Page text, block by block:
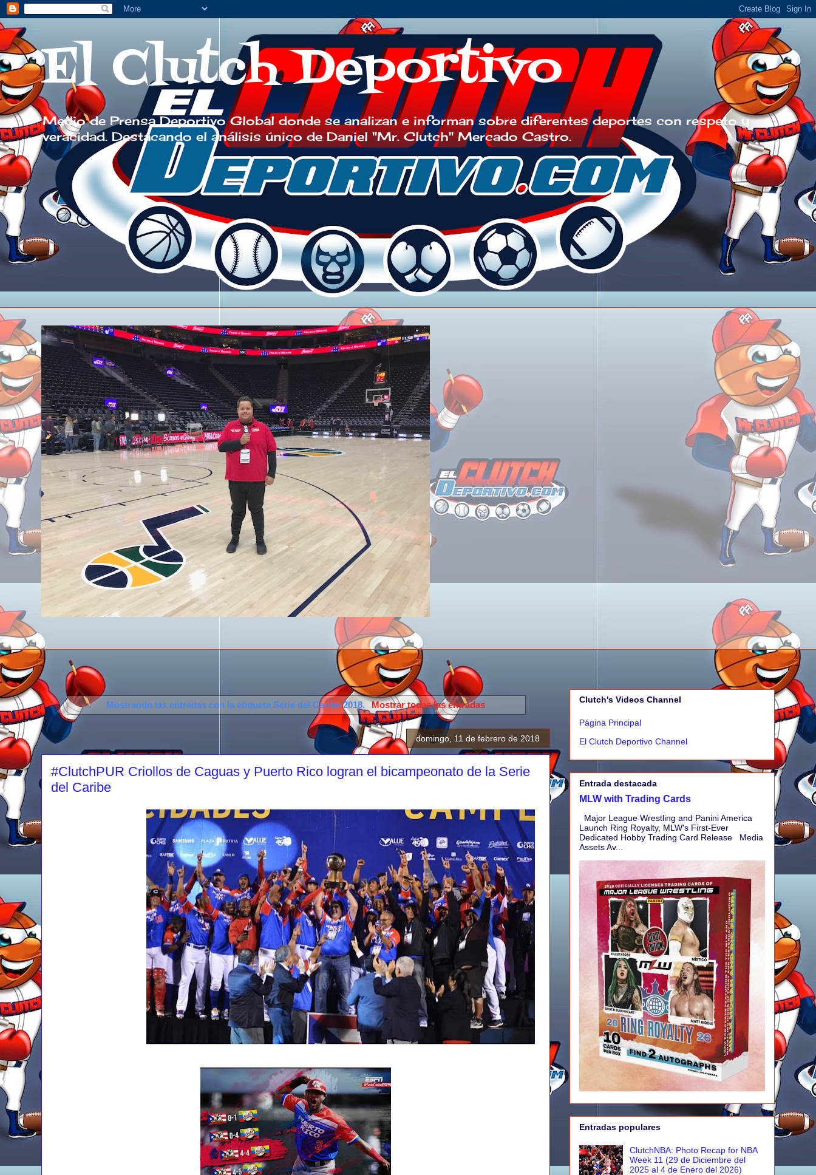
El Clutch Deportivo
Medio de Prensa Deportivo Global donde se analizan e informan sobre diferentes deportes con respeto y
veracidad. Destacando el análisis único de Daniel "Mr. Clutch" Mercado Castro.
Mostrando las entradas con la etiquetaSerie del Caribe 2018. Mostrar todas las entradas
domingo, 11 de febrero de 2018
#ClutchPUR Criollos de Caguas y Puerto Rico logran el bicampeonato de la Serie
del Caribe
Clutch's Videos Channel
Página Principal
El Clutch Deportivo Channel
Entrada destacada
MLW with Trading Cards
Major League Wrestling and Panini America
Launch Ring Royalty, MLW's First-Ever
Dedicated Hobby Trading Card Release Media
Assets Av...
Entradas populares
ClutchNBA: Photo Recap for NBA
Week 11 (29 de Diciembre del
2025 al 4 de Enero del 2026)